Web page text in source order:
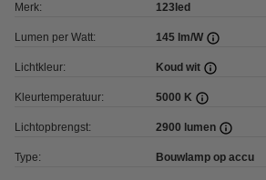
Merk: 123led
Lumen per Watt: 145 lm/W
Lichtkleur: Koud wit
Kleurtemperatuur: 5000 K
Lichtopbrengst: 2900 lumen
Type: Bouwlamp op accu